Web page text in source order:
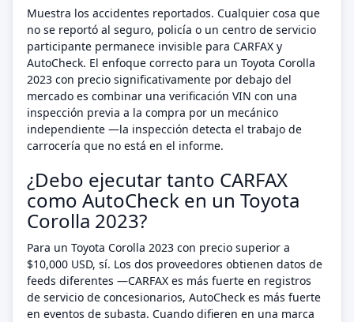
Muestra los accidentes reportados. Cualquier cosa que
no se reportó al seguro, policía o un centro de servicio
participante permanece invisible para CARFAX y
AutoCheck. El enfoque correcto para un Toyota Corolla
2023 con precio significativamente por debajo del
mercado es combinar una verificación VIN con una
inspección previa a la compra por un mecánico
independiente —la inspección detecta el trabajo de
carrocería que no está en el informe.
¿Debo ejecutar tanto CARFAX
como AutoCheck en un Toyota
Corolla 2023?
Para un Toyota Corolla 2023 con precio superior a
$10,000 USD, sí. Los dos proveedores obtienen datos de
feeds diferentes —CARFAX es más fuerte en registros
de servicio de concesionarios, AutoCheck es más fuerte
en eventos de subasta. Cuando difieren en una marca